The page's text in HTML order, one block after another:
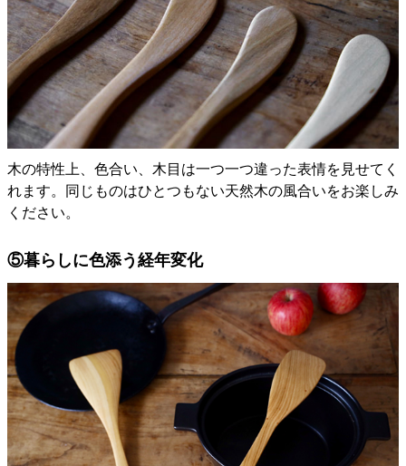
木の特性上、色合い、木目は一つ一つ違った表情を見せてく
れます。同じものはひとつもない天然木の風合いをお楽しみ
ください。
⑤暮らしに色添う経年変化